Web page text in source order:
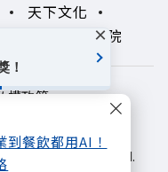
到餐飲都用AI！
天下文化
領導影響力學院
權政策
All rights reserved.
！
×